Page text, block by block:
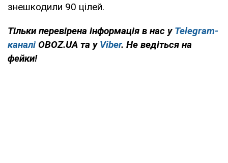
знешкодили 90 цілей.
Тільки перевірена інформація в нас у Telegram-
каналі OBOZ.UA та у Viber. Не ведіться на
фейки!